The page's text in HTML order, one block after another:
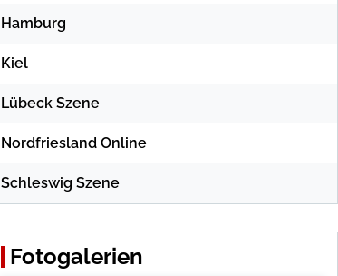
Hamburg
Kiel
Lübeck Szene
Nordfriesland Online
Schleswig Szene
Fotogalerien